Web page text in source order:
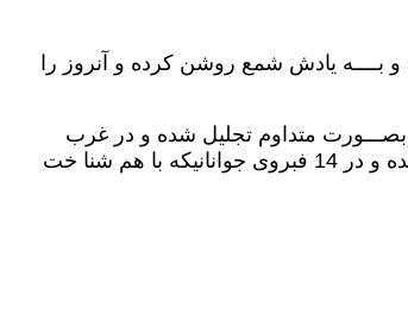
عقیده های والنتین روز مرگ او( 14 فبروری ) را گرامی داشته و بــــه یادش شمع روشن کرده و آنروز را
قرون و سالها 14 فبروری بنام والنتین( روز عشاق) بصـــورت متداوم تجلیل شده و در غرب
جزکلتور ملی محسوب میگردد واکنون در سراسر اروپا و غرب تحفه ها گلها و امثال آن بنام وا لنتین ازآغازماه فبروری دربازارعرضه گردیده و در 14 فبروی جوانانیکه با هم شنا خت